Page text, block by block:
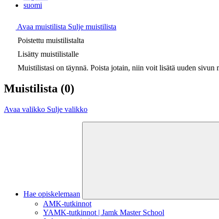
suomi
Avaa muistilista Sulje muistilista
Poistettu muistilistalta
Lisätty muistilistalle
Muistilistasi on täynnä. Poista jotain, niin voit lisätä uuden sivun
Muistilista (0)
Avaa valikko Sulje valikko
Hae opiskelemaan
AMK-tutkinnot
YAMK-tutkinnot | Jamk Master School